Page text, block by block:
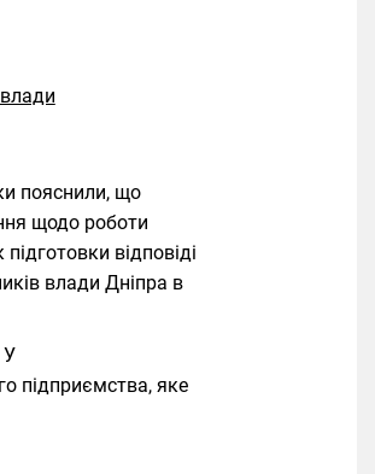
пояснили, що
щодо роботи
відповіді
влади Дніпра в
У
підприємства, яке